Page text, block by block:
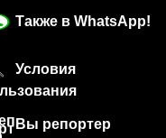
Также в WhatsApp!
Условия
Вы репортер